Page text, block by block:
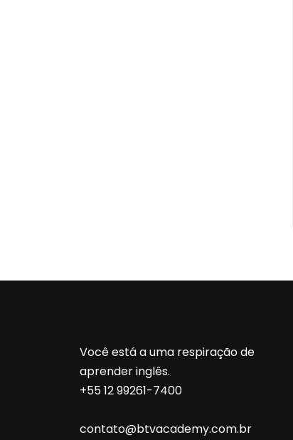
Você está a uma respiração de
aprender inglês.
+55 12 99261-7400
contato@btvacademy.com.br